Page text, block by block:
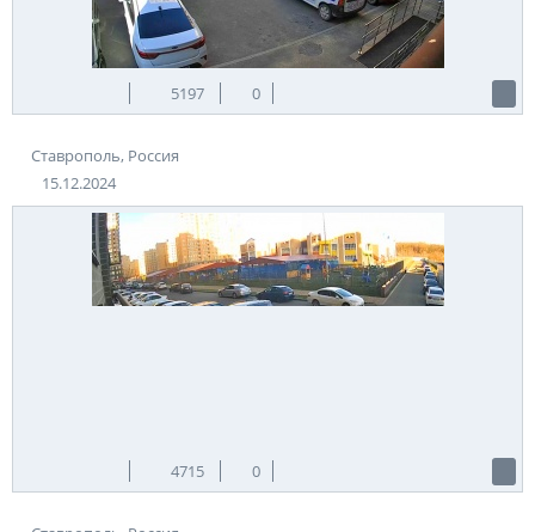
5197 0
Ставрополь, Россия
15.12.2024
4715 0